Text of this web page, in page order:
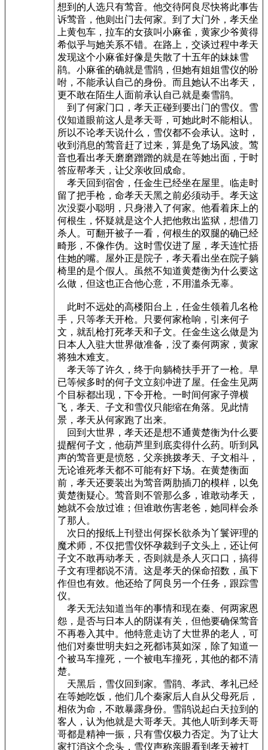
想到的人选只有莺音。他交待阿良尽快将此事告
诉莺音，他则出门去何家。到了大门外，孝天坐
上黄包车，拉车的女孩叫小麻雀，黄家少爷黄得
希似乎与她关系不错。在路上，交谈过程中孝天
发现这个小麻雀好像是失散了十五年的妹妹雪
鹃。小麻雀的确就是雪鹃，但她有姐姐雪仪的吩
咐，不能承认自己的身份。而且她认不出孝天，
更不敢在陌生人面前承认自己就是秦雪鹃。
到了何家门口，孝天正碰到要出门的雪仪。雪
仪知道眼前这人是孝天哥，可她此时不能相认。
所以不论孝天说什么，雪仪都不会承认。这时，
收到消息的莺音赶了过来，算是免了场风波。莺
音也看出孝天磨磨蹭蹭的就是在等她出面，于时
答应帮孝天，让父亲收回成命。
孝天回到宿舍，任金生已经坐在屋里。临走时
留了把手枪，命孝天天黑之前必须动手。孝天这
次没耍小聪明，只身潜入了何家。他看着床上的
何根生，怀疑就是这个人把他救出监狱，想借刀
杀人。可翻开被子一看，何根生的双腿的确已经
畸形，不像作伪。这时雪仪进了屋，孝天连忙捂
住她的嘴。屋外正是院子，孝天看出坐在院子躺
椅里的是个假人。虽然不知道黄楚衡为什么要这
么做，但这也正合他心意，不用滥杀无辜。
此时不远处的高楼阳台上，任金生领着几名枪
手，只等孝天开枪。只要何家枪响，引来何子
文，就乱枪打死孝天和子文。任金生这么做是为
日本人入驻大世界做准备，没了秦何两家，黄家
将独木难支。
孝天等了许久，终于向躺椅扶手开了一枪。早
已等候多时的何子文立刻冲进了屋。任金生见两
个目标都出现，下令开枪。一时间何家子弹横
飞，孝天、子文和雪仪只能缩在角落。见此情
景，孝天从何家跑了出来。
回到大世界，孝天还是想不通黄楚衡为什么要
提醒何子文，他葫芦里到底卖得什么药。听到风
声的莺音更是愤怒，父亲挑拨孝天、子文相斗，
无论谁死孝天都不可能有好下场。在黄楚衡面
前，孝天还要装出为莺音两肋插刀的模样，以免
黄楚衡疑心。莺音则不管那么多，谁敢动孝天，
她就不会放过谁；但谁敢伤害老爸，她同样会杀
了那人。
次日的报纸上刊登出何探长欲杀为丫鬟评理的
魔术师，不仅把雪仪怀孕裁到子文头上，还让何
子文不敢再动孝天，否则就是杀人灭口口，搞得
子文有理都说不清。这是孝天的保命招数，虽下
作但也有效。他还给了阿良另一个任务，跟踪雪
仪。
孝天无法知道当年的事情和现在秦、何两家恩
怨，是否与日本人的阴谋有关，但他要确保莺音
不再卷入其中。他特意走访了大世界的老人，可
他们对秦世明夫妇之死都讳莫如深，除了知道一
个被马车撞死，一个被电车撞死，其他的都不清
楚。
天黑后，雪仪回到家。雪鹃、孝武、孝礼已经
在等她吃饭，他们几个秦家后人自从父母死后，
相依为命，不敢暴露身份。雪鹃说起白天拉到的
客人，认为他就是大哥孝天。其他人听到孝天哥
哥都是精神一振，只有雪仪极力否定。为了让大
家打消这个念头，雪仪声称亲眼看到孝天被打